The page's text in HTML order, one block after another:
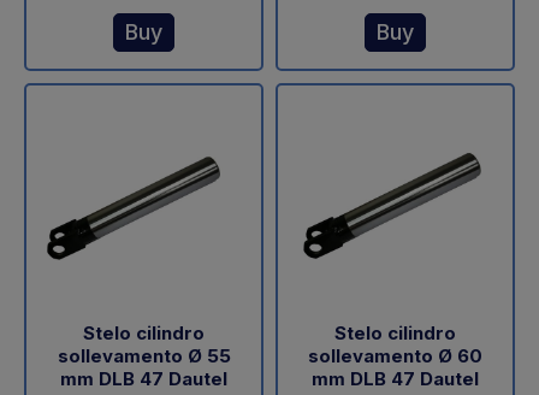
Buy Buy
Stelo cilindro
sollevamento Ø 55
mm DLB 47 Dautel
Stelo cilindro
sollevamento Ø 60
mm DLB 47 Dautel